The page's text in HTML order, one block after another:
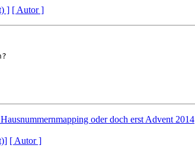
] [ Autor ]
oder doch erst Advent 2014
[ Autor ]